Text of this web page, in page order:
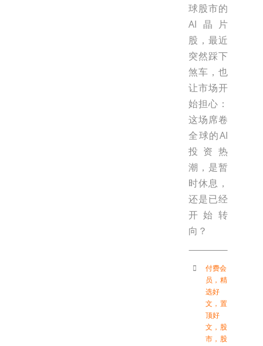
球股市的
AI晶片
股，最近
突然踩下
煞车，也
让市场开
始担心：
这场席卷
全球的AI
投资热
潮，是暂
时休息，
还是已经
开始转
向？
付费会
员 ， 精
选好
文 ， 置
顶好
文 ， 股
市 ， 股